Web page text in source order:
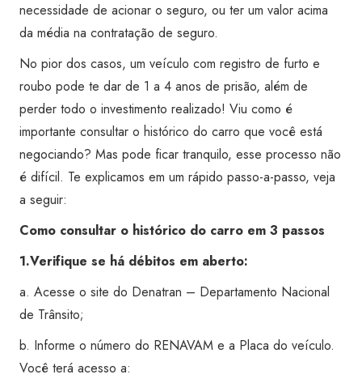
necessidade de acionar o seguro, ou ter um valor acima
da média na contratação de seguro.
No pior dos casos, um veículo com registro de furto e
roubo pode te dar de 1 a 4 anos de prisão, além de
perder todo o investimento realizado! Viu como é
importante consultar o histórico do carro que você está
negociando? Mas pode ficar tranquilo, esse processo não
é difícil. Te explicamos em um rápido passo-a-passo, veja
a seguir:
Como consultar o histórico do carro em 3 passos
1.Verifique se há débitos em aberto:
a. Acesse o site do Denatran – Departamento Nacional
de Trânsito;
b. Informe o número do RENAVAM e a Placa do veículo.
Você terá acesso a: